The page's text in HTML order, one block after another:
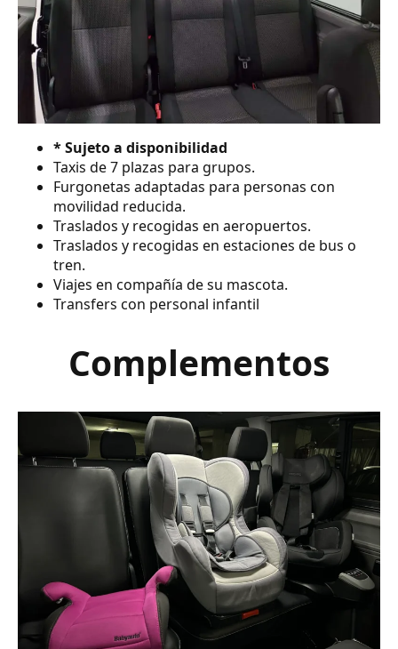
* Sujeto a disponibilidad
Taxis de 7 plazas para grupos.
Furgonetas adaptadas para personas con
movilidad reducida.
Traslados y recogidas en aeropuertos.
Traslados y recogidas en estaciones de bus o
tren.
Viajes en compañía de su mascota.
Transfers con personal infantil
Complementos